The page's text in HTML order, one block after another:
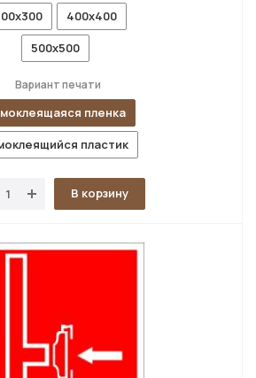
400x400
500x500
Вариант печати
пленка
пластик
В корзину